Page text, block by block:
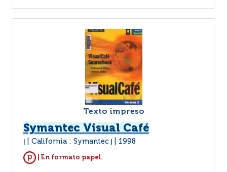
Texto impreso
Symantec Visual Café
California : Symantec 1998
| En formato papel.